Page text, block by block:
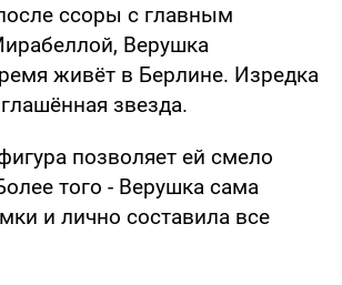
ссоры с главным
Верушка
живёт в Берлине. Изредка
звезда.
позволяет ей смело
того - Верушка сама
и лично составила все